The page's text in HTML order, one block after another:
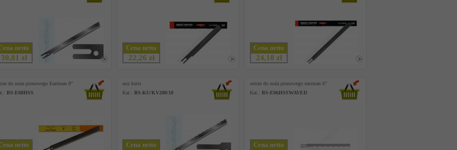
netto
30,81 zł
Cena netto
22,26 zł
Cena netto
24,18 zł
do noża pionowego Eastman 8"
BS-E08HSS
netto
noz kuris
Kat.: BS-KU/KV200/10
Cena netto
ostrze do noża pionowego eastman 6"
Kat.: BS-E06HSSWAVED
Cena netto